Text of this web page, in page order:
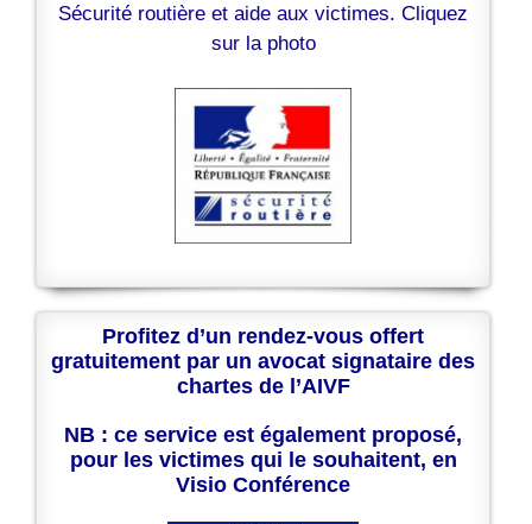
Sécurité routière et aide aux victimes. Cliquez
sur la photo
Profitez d’un rendez-vous offert
gratuitement par un avocat signataire des
chartes de l’AIVF
NB : ce service est également proposé,
pour les victimes qui le souhaitent, en
Visio Conférence